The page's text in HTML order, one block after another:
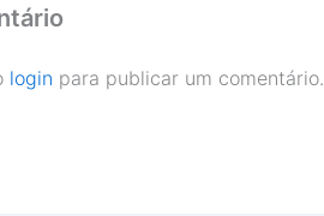
login para publicar um comentário.